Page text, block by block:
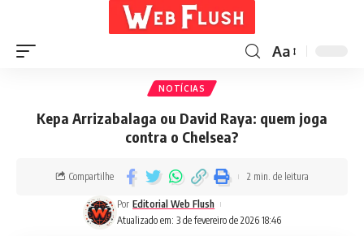
Aa
NOTÍCIAS
Kepa Arrizabalaga ou David Raya: quem joga
contra o Chelsea?
Atualizado em: 3 de fevereiro de 2026 18:46
Por Editorial Web Flush
Compartilhe 2 min. de leitura